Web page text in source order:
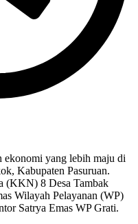
ekonomi yang lebih maju di
Kabupaten Pasuruan.
(KKN) 8 Desa Tambak
Wilayah Pelayanan (WP)
Satrya Emas WP Grati.